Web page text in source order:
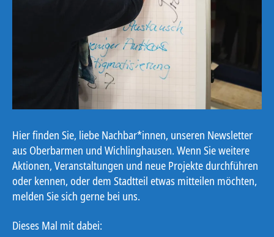
Hier finden Sie, liebe Nachbar*innen, unseren Newsletter
aus Oberbarmen und Wichlinghausen. Wenn Sie weitere
Aktionen, Veranstaltungen und neue Projekte durchführen
oder kennen, oder dem Stadtteil etwas mitteilen möchten,
melden Sie sich gerne bei uns.
Dieses Mal mit dabei: